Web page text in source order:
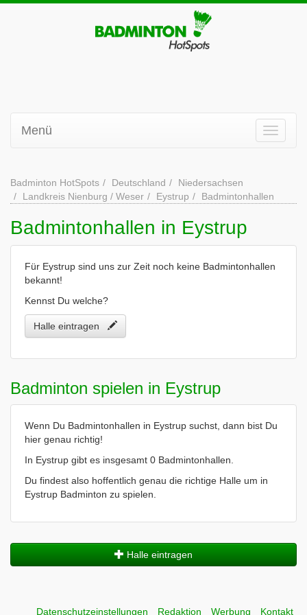
Menü
Badminton HotSpots Deutschland
Niedersachsen
Landkreis Nienburg / Weser
Eystrup Badmintonhallen
Badmintonhallen in Eystrup
Für Eystrup sind uns zur Zeit noch keine Badmintonhallen
bekannt!
Kennst Du welche?
Halle eintragen
Badminton spielen in Eystrup
Wenn Du Badmintonhallen in Eystrup suchst, dann bist Du
hier genau richtig!
In Eystrup gibt es insgesamt 0 Badmintonhallen.
Du findest also hoffentlich genau die richtige Halle um in
Eystrup Badminton zu spielen.
Halle eintragen
Datenschutzeinstellungen Redaktion Werbung Kontakt